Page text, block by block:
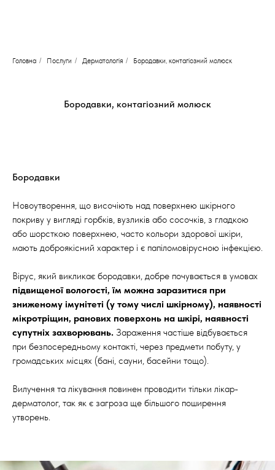
Головна / Послуги / Дерматологія / Бородавки, контагіозний молюск
Бородавки, контагіозний молюск
Бородавки
Новоутворення, що височіють над поверхнею шкірного
покриву у вигляді горбків, вузликів або сосочків, з гладкою
або шорсткою поверхнею, часто кольори здорової шкіри,
мають доброякісний характер і є папіломовірусною інфекцією.
Вірус, який викликає бородавки, добре почувається в умовах
підвищеної вологості, їм можна заразитися при
зниженому імунітеті (у тому числі шкірному), наявності
мікротріщин, ранових поверхонь на шкірі, наявності
супутніх захворювань. Зараження частіше відбувається
при безпосередньому контакті, через предмети побуту, у
громадських місцях (бані, сауни, басейни тощо).
Вилучення та лікування повинен проводити тільки лікар-
дерматолог, так як є загроза ще більшого поширення
утворень.